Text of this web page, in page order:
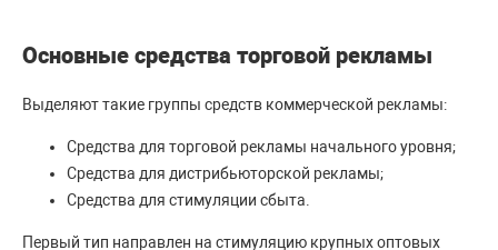
Основные средства торговой рекламы
Выделяют такие группы средств коммерческой рекламы:
Средства для торговой рекламы начального уровня;
Средства для дистрибьюторской рекламы;
Средства для стимуляции сбыта.
Первый тип направлен на стимуляцию крупных оптовых